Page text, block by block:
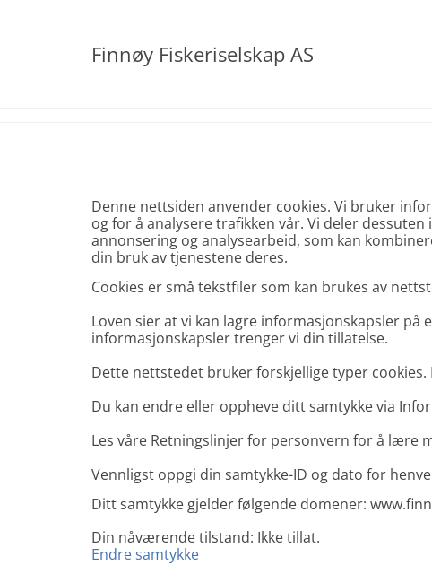
Finnøy Fiskeriselskap AS
Denne nettsiden anvender cookies. Vi bruker
og for å analysere trafikken vår. Vi deler
annonsering og analysearbeid, som kan
din bruk av tjenestene deres.
Cookies er små tekstfiler som kan brukes av
Loven sier at vi kan lagre informasjonskapsler
informasjonskapsler trenger vi din tillatelse.
Dette nettstedet bruker forskjellige typer
Du kan endre eller oppheve ditt samtykke via
Les våre Retningslinjer for personvern for å lære
Vennligst oppgi din samtykke-ID og dato for
Ditt samtykke gjelder følgende domener:
Din nåværende tilstand: Ikke tillat.
Endre samtykke